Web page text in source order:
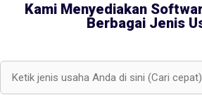
Kami Menyediakan
Berbagai Jenis